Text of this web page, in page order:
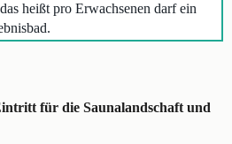
heißt pro Erwachsenen darf ein
für die Saunalandschaft und